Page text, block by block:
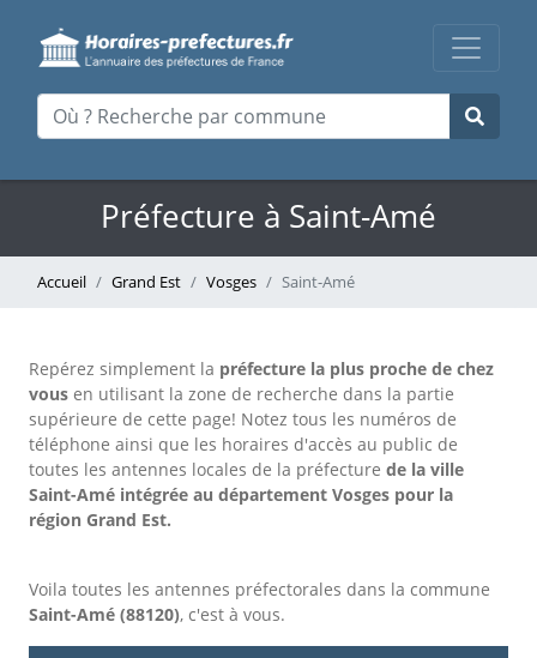
Préfecture à Saint-Amé
Accueil Grand Est Vosges Saint-Amé
Repérez simplement la préfecture la plus proche de chez
vous en utilisant la zone de recherche dans la partie
supérieure de cette page! Notez tous les numéros de
téléphone ainsi que les horaires d'accès au public de
toutes les antennes locales de la préfecture de la ville
Saint-Amé intégrée au département Vosges pour la
région Grand Est.
Voila toutes les antennes préfectorales dans la commune
Saint-Amé (88120), c'est à vous.